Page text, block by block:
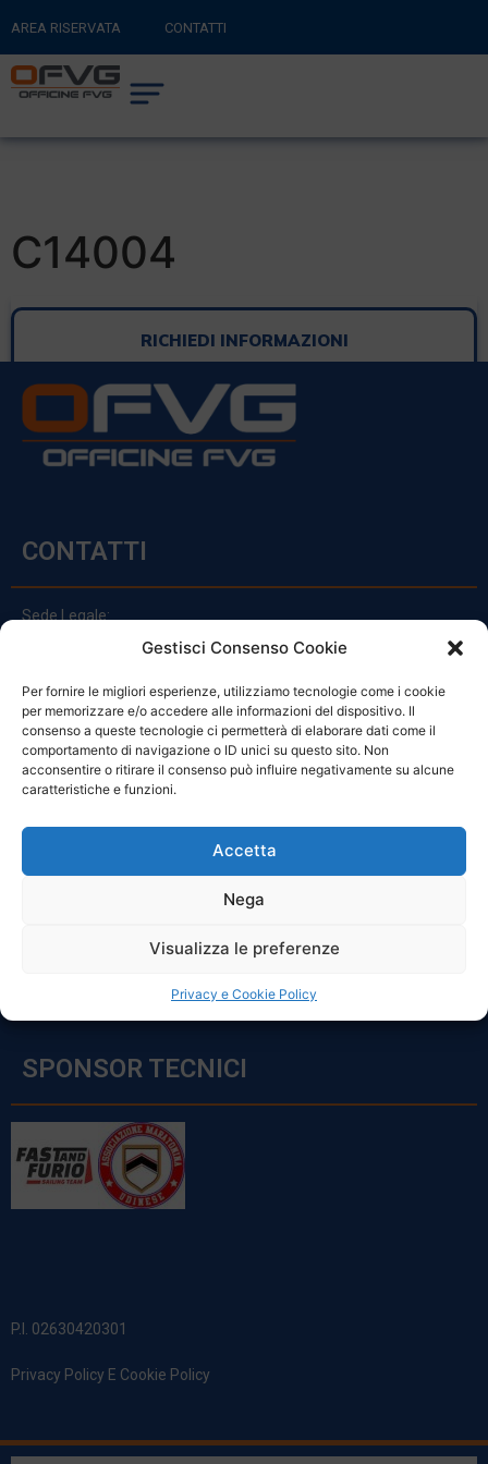
Gestisci Consenso Cookie
Per fornire le migliori esperienze, utilizziamo tecnologie come i cookie
per memorizzare e/o accedere alle informazioni del dispositivo. Il
consenso a queste tecnologie ci permetterà di elaborare dati come il
comportamento di navigazione o ID unici su questo sito. Non
acconsentire o ritirare il consenso può influire negativamente su alcune
caratteristiche e funzioni.
Accetta
Nega
Visualizza le preferenze
Privacy e Cookie Policy
AREA RISERVATA CONTATTI
RITORNA AL SITO PRINCIPALE
CARRELLO
C14004
RICHIEDI INFORMAZIONI
CONTATTI
Sede Legale:
Via Principe Di Udine 144
clienti@officinefvg.it
info@officinefvg.it
posta@officinefvgpec.It
ORARI
Sabato: 8:00 – 12:00
SPONSOR TECNICI
P.I. 02630420301
Privacy Policy E Cookie Policy